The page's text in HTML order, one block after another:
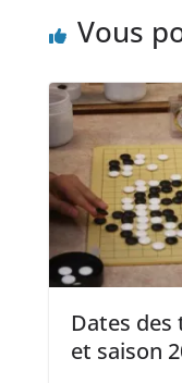
Vous
Dates des
et saison